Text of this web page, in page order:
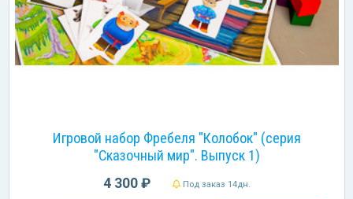
Игровой набор Фребеля "Колобок" (серия
"Сказочный мир". Выпуск 1)
4 300 ₽ Под заказ 14дн.